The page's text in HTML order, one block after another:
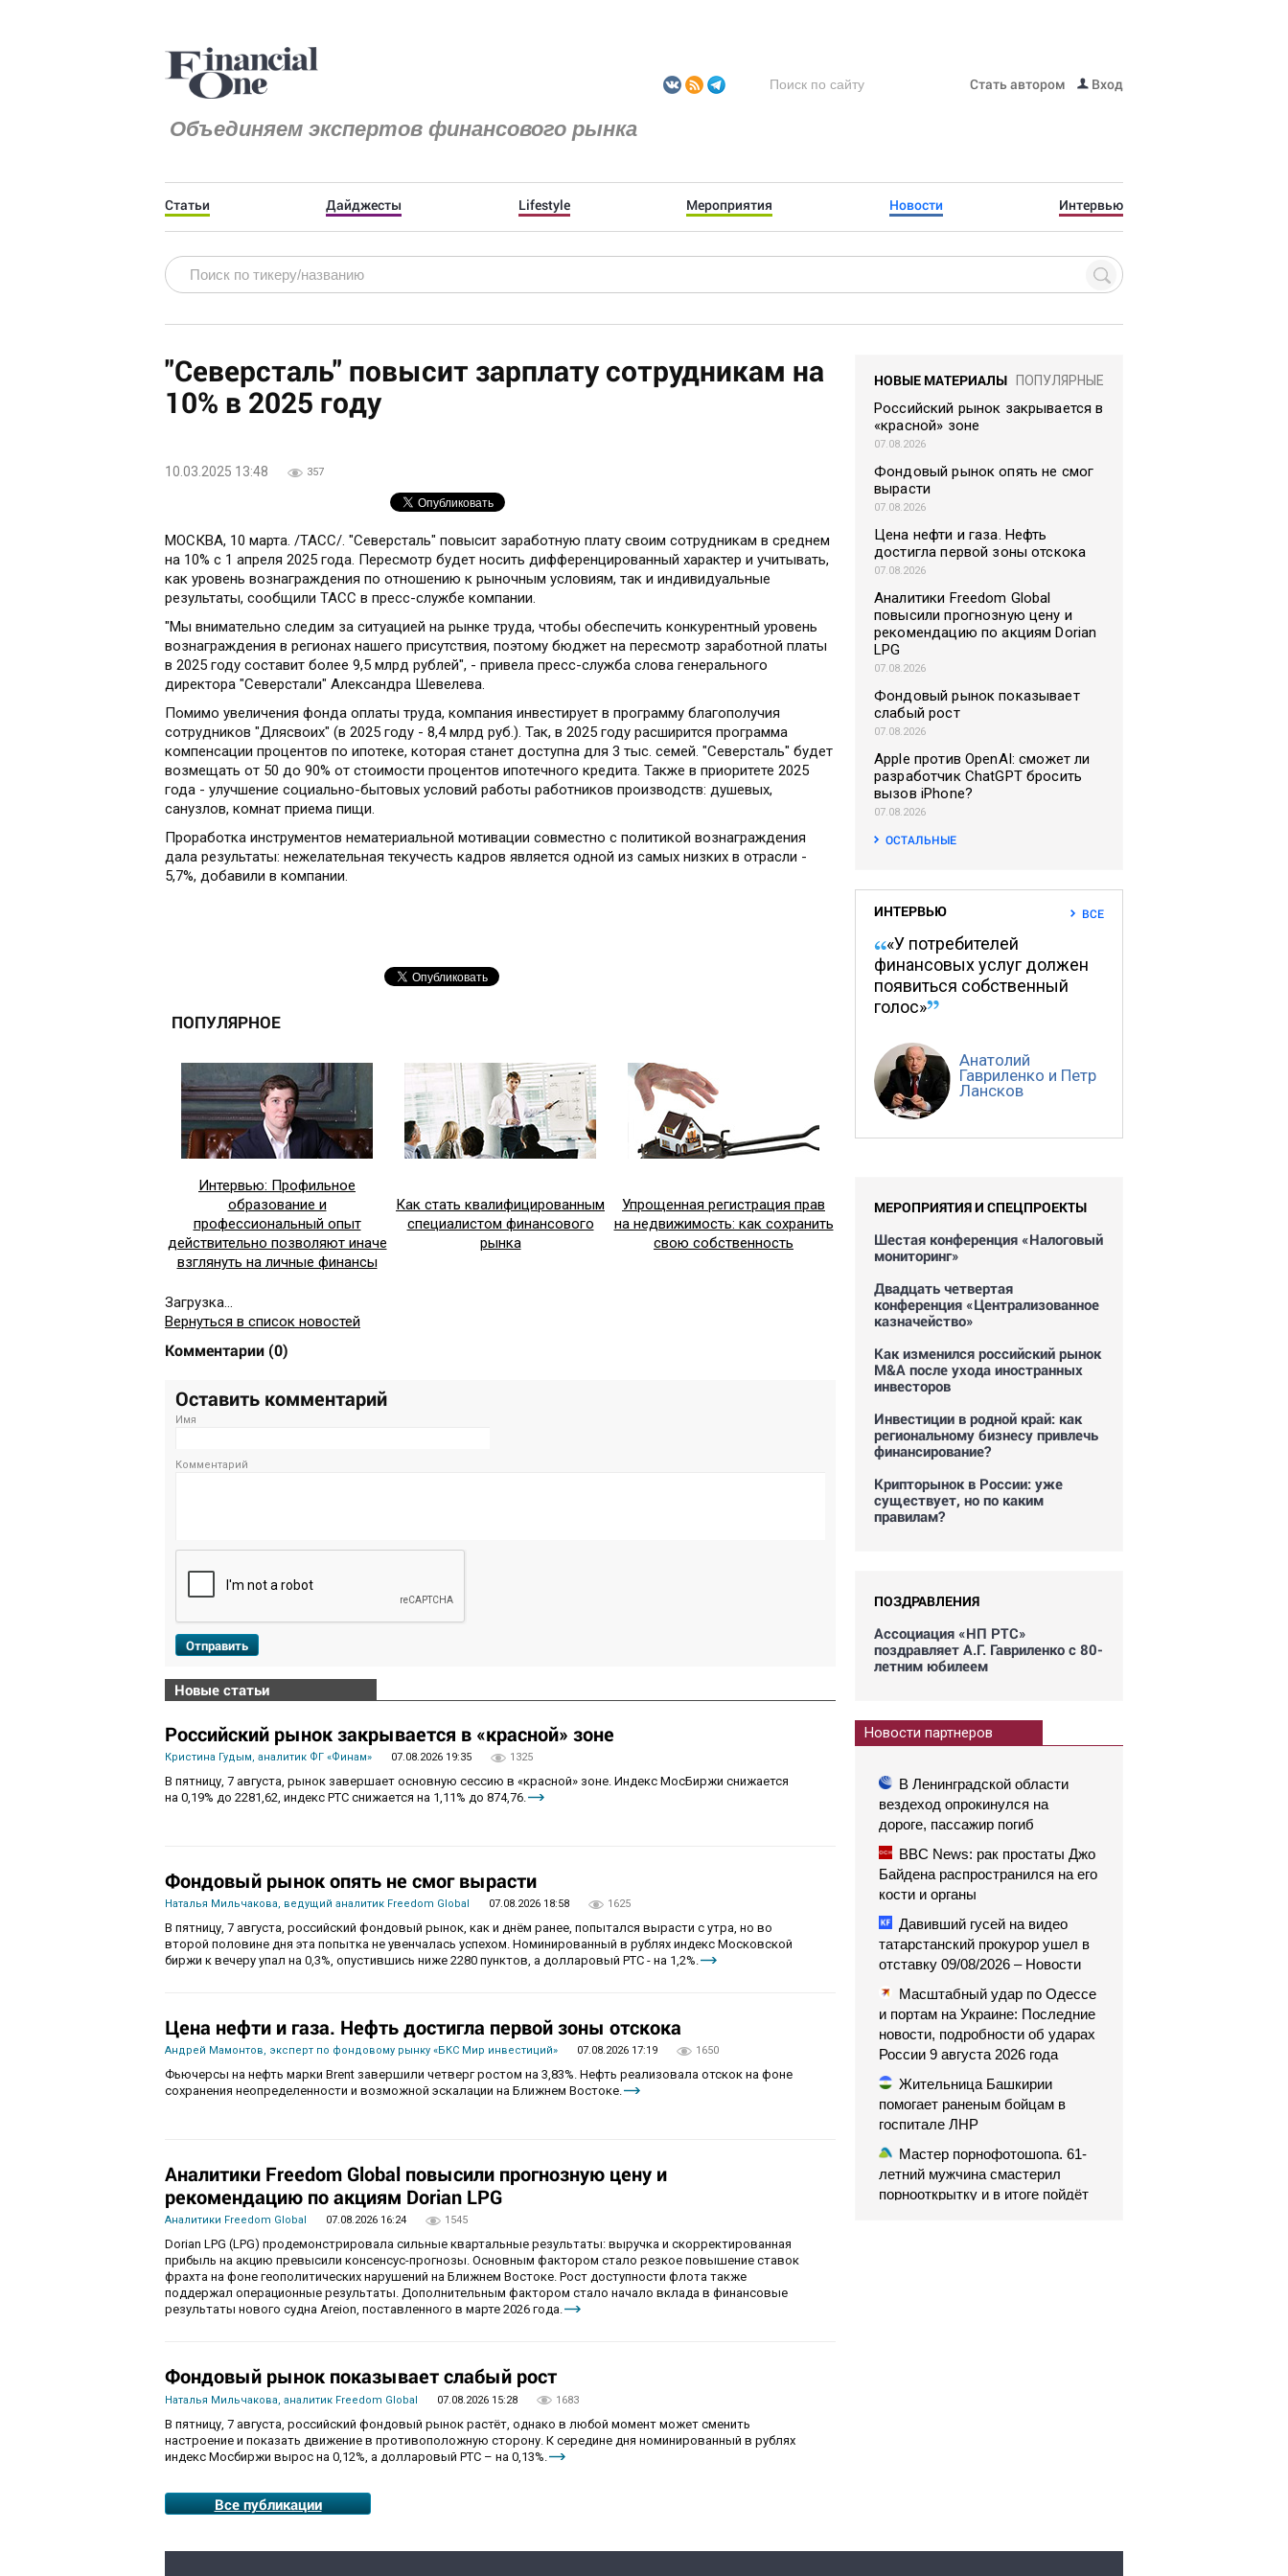
Объединяем экспертов финансового рынка
Стать автором Вход
Статьи Дайджесты Lifestyle Мероприятия Новости Интервью
"Северсталь" повысит зарплату сотрудникам на
10% в 2025 году
10.03.2025 13:48 357
МОСКВА, 10 марта. /ТАСС/. "Северсталь" повысит заработную плату своим сотрудникам в среднем
на 10% с 1 апреля 2025 года. Пересмотр будет носить дифференцированный характер и учитывать,
как уровень вознаграждения по отношению к рыночным условиям, так и индивидуальные
результаты, сообщили ТАСС в пресс-службе компании.
"Мы внимательно следим за ситуацией на рынке труда, чтобы обеспечить конкурентный уровень
вознаграждения в регионах нашего присутствия, поэтому бюджет на пересмотр заработной платы
в 2025 году составит более 9,5 млрд рублей", - привела пресс-служба слова генерального
директора "Северстали" Александра Шевелева.
Помимо увеличения фонда оплаты труда, компания инвестирует в программу благополучия
сотрудников "Длясвоих" (в 2025 году - 8,4 млрд руб.). Так, в 2025 году расширится программа
компенсации процентов по ипотеке, которая станет доступна для 3 тыс. семей. "Северсталь" будет
возмещать от 50 до 90% от стоимости процентов ипотечного кредита. Также в приоритете 2025
года - улучшение социально-бытовых условий работы работников производств: душевых,
санузлов, комнат приема пищи.
Проработка инструментов нематериальной мотивации совместно с политикой вознаграждения
дала результаты: нежелательная текучесть кадров является одной из самых низких в отрасли -
5,7%, добавили в компании.
ПОПУЛЯРНОЕ
Интервью: Профильное
образование и
профессиональный опыт
действительно позволяют иначе
взглянуть на личные финансы
Как стать квалифицированным
специалистом финансового
рынка
Упрощенная регистрация прав
на недвижимость: как сохранить
свою собственность
Загрузка...
Вернуться в список новостей
Комментарии (0)
Оставить комментарий
Имя
Комментарий
Отправить
Новые статьи
Российский рынок закрывается в «красной» зоне
Кристина Гудым, аналитик ФГ «Финам» 07.08.2026 19:35 1325
В пятницу, 7 августа, рынок завершает основную сессию в «красной» зоне. Индекс МосБиржи снижается
на 0,19% до 2281,62, индекс РТС снижается на 1,11% до 874,76.
Фондовый рынок опять не смог вырасти
Наталья Мильчакова, ведущий аналитик Freedom Global 07.08.2026 18:58 1625
В пятницу, 7 августа, российский фондовый рынок, как и днём ранее, попытался вырасти с утра, но во
второй половине дня эта попытка не увенчалась успехом. Номинированный в рублях индекс Московской
биржи к вечеру упал на 0,3%, опустившись ниже 2280 пунктов, а долларовый РТС - на 1,2%.
Цена нефти и газа. Нефть достигла первой зоны отскока
Андрей Мамонтов, эксперт по фондовому рынку «БКС Мир инвестиций» 07.08.2026 17:19 1650
Фьючерсы на нефть марки Brent завершили четверг ростом на 3,83%. Нефть реализовала отскок на фоне
сохранения неопределенности и возможной эскалации на Ближнем Востоке.
Аналитики Freedom Global повысили прогнозную цену и
рекомендацию по акциям Dorian LPG
Аналитики Freedom Global 07.08.2026 16:24 1545
Dorian LPG (LPG) продемонстрировала сильные квартальные результаты: выручка и скорректированная
прибыль на акцию превысили консенсус-прогнозы. Основным фактором стало резкое повышение ставок
фрахта на фоне геополитических нарушений на Ближнем Востоке. Рост доступности флота также
поддержал операционные результаты. Дополнительным фактором стало начало вклада в финансовые
результаты нового судна Areion, поставленного в марте 2026 года.
Фондовый рынок показывает слабый рост
Наталья Мильчакова, аналитик Freedom Global 07.08.2026 15:28 1683
В пятницу, 7 августа, российский фондовый рынок растёт, однако в любой момент может сменить
настроение и показать движение в противоположную сторону. К середине дня номинированный в рублях
индекс Мосбиржи вырос на 0,12%, а долларовый РТС – на 0,13%.
Все публикации
НОВЫЕ МАТЕРИАЛЫ ПОПУЛЯРНЫЕ
Российский рынок закрывается в
«красной» зоне
07.08.2026
Фондовый рынок опять не смог
вырасти
07.08.2026
Цена нефти и газа. Нефть
достигла первой зоны отскока
07.08.2026
Аналитики Freedom Global
повысили прогнозную цену и
рекомендацию по акциям Dorian
LPG
07.08.2026
Фондовый рынок показывает
слабый рост
07.08.2026
Apple против OpenAI: сможет ли
разработчик ChatGPT бросить
вызов iPhone?
07.08.2026
ОСТАЛЬНЫЕ
ИНТЕРВЬЮ ВСЕ
«У потребителей
финансовых услуг должен
появиться собственный
голос»
Анатолий
Гавриленко и Петр
Лансков
МЕРОПРИЯТИЯ И СПЕЦПРОЕКТЫ
Шестая конференция «Налоговый
мониторинг»
Двадцать четвертая
конференция «Централизованное
казначейство»
Как изменился российский рынок
M&A после ухода иностранных
инвесторов
Инвестиции в родной край: как
региональному бизнесу привлечь
финансирование?
Крипторынок в России: уже
существует, но по каким
правилам?
ПОЗДРАВЛЕНИЯ
Ассоциация «НП РТС»
поздравляет А.Г. Гавриленко с 80-
летним юбилеем
Новости партнеров
В Ленинградской области
вездеход опрокинулся на
дороге, пассажир погиб
BBC News: рак простаты Джо
Байдена распространился на его
кости и органы
Давивший гусей на видео
татарстанский прокурор ушел в
отставку 09/08/2026 – Новости
Масштабный удар по Одессе
и портам на Украине: Последние
новости, подробности об ударах
России 9 августа 2026 года
Жительница Башкирии
помогает раненым бойцам в
госпитале ЛНР
Мастер порнофотошопа. 61-
летний мужчина смастерил
порнооткрытку и в итоге пойдёт